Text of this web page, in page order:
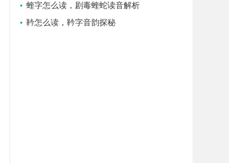
蝰字怎么读，剧毒蝰蛇读音解析
靲怎么读，靲字音韵探秘